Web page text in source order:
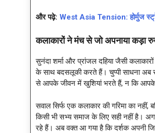
और पढ़े: West Asia Tension: होर्मुज
कलाकारों ने मंच से जो अपनाया कड़ा
सुनंदा शर्मा और प्रांजल दहिया जैसी
के साथ बदसलूकी करते हैं। चुप्पी साधना अब
से आपके जीवन में खुशियां भरते हैं, न कि
सवाल सिर्फ एक कलाकार की गरिमा का नहीं,
किसी भी सभ्य समाज के लिए सही नहीं है।
रहे हैं। अब वक्त आ गया है कि दर्शक अपनी